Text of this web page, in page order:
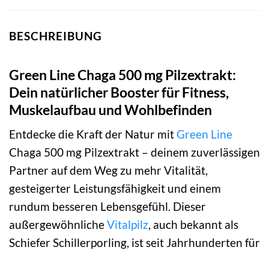
BESCHREIBUNG
Green Line Chaga 500 mg Pilzextrakt:
Dein natürlicher Booster für Fitness,
Muskelaufbau und Wohlbefinden
Entdecke die Kraft der Natur mitGreen Line
Chaga 500 mg Pilzextrakt – deinem zuverlässigen
Partner auf dem Weg zu mehr Vitalität,
gesteigerter Leistungsfähigkeit und einem
rundum besseren Lebensgefühl. Dieser
außergewöhnlicheVitalpilz, auch bekannt als
Schiefer Schillerporling, ist seit Jahrhunderten für